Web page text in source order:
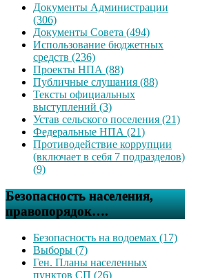
Документы Администрации
(306)
Документы Совета (494)
Использование бюджетных
средств (236)
Проекты НПА (88)
Публичные слушания (88)
Тексты официальных
выступлений (3)
Устав сельского поселения (21)
Федеральные НПА (21)
Противодействие коррупции
(включает в себя 7 подразделов)
(9)
Безопасность населения,
правопорядок….
Безопасность на водоемах (17)
Выборы (7)
Ген. Планы населенных
пунктов СП (26)